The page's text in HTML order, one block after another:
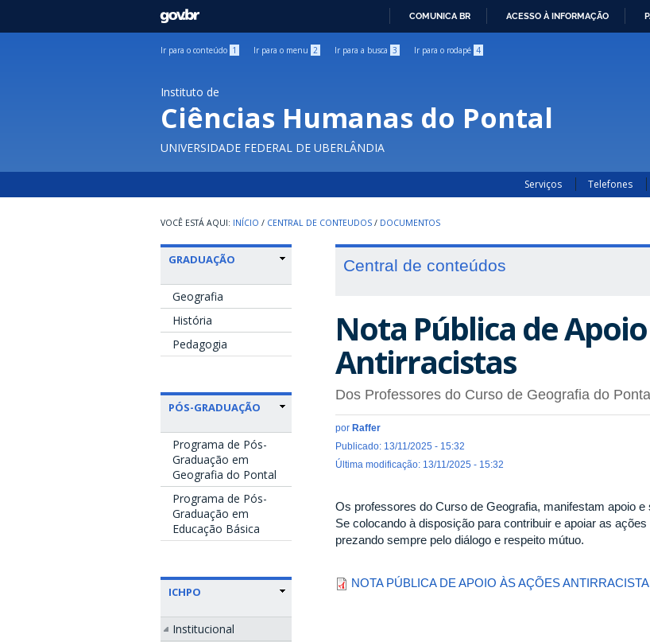
GOVBR
COMUNICA BR ACESSO À INFORMAÇÃO
Ir para o conteúdo 1 Ir para o menu 2 Ir para a busca 3 Ir para o rodapé 4
Instituto de
Ciências Humanas do Pontal
UNIVERSIDADE FEDERAL DE UBERLÂNDIA
Serviços Telefones
INÍCIO / CENTRAL DE CONTEUDOS / DOCUMENTOS
GRADUAÇÃO
Geografia
História
Pedagogia
PÓS-GRADUAÇÃO
Programa de Pós-
Graduação em
Geografia do Pontal
Programa de Pós-
Graduação em
Educação Básica
ICHPO
Institucional
Central de conteúdos
Nota Pública de
Antirracistas
Dos Professores do Curso de Geografia do
por Raffer
Publicado: 13/11/2025 - 15:32
Última modificação: 13/11/2025 - 15:32
Os professores do Curso de Geografia, manifestam apoio
Se colocando à disposição para contribuir e apoiar as
prezando sempre pelo diálogo e respeito mútuo.
NOTA PÚBLICA DE APOIO ÀS AÇÕES